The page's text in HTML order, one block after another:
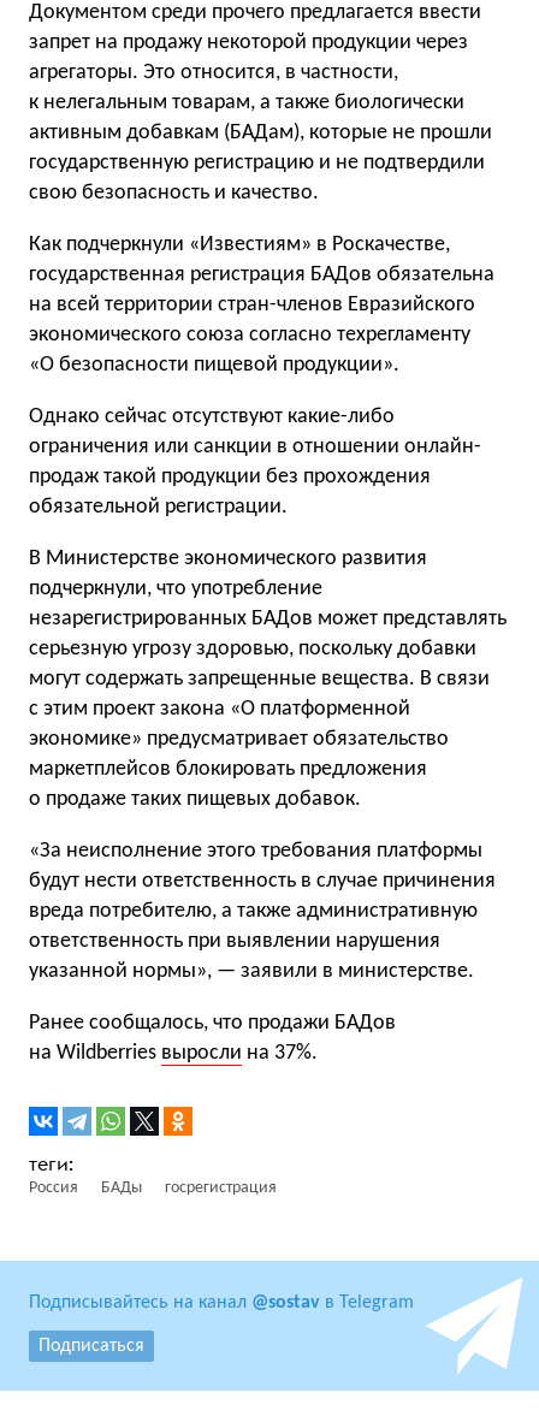
Документом среди прочего предлагается ввести
запрет на продажу некоторой продукции через
агрегаторы. Это относится, в частности,
к нелегальным товарам, а также биологически
активным добавкам (БАДам), которые не прошли
государственную регистрацию и не подтвердили
свою безопасность и качество.
Как подчеркнули «Известиям» в Роскачестве,
государственная регистрация БАДов обязательна
на всей территории стран-членов Евразийского
экономического союза согласно техрегламенту
«О безопасности пищевой продукции».
Однако сейчас отсутствуют какие-либо
ограничения или санкции в отношении онлайн-
продаж такой продукции без прохождения
обязательной регистрации.
В Министерстве экономического развития
подчеркнули, что употребление
незарегистрированных БАДов может представлять
серьезную угрозу здоровью, поскольку добавки
могут содержать запрещенные вещества. В связи
с этим проект закона «О платформенной
экономике» предусматривает обязательство
маркетплейсов блокировать предложения
о продаже таких пищевых добавок.
«За неисполнение этого требования платформы
будут нести ответственность в случае причинения
вреда потребителю, а также административную
ответственность при выявлении нарушения
указанной нормы», — заявили в министерстве.
Ранее сообщалось, что продажи БАДов
на Wildberries выросли на 37%.
Россия БАДы госрегистрация
Подписывайтесь на канал @sostav в Telegram
Подписаться